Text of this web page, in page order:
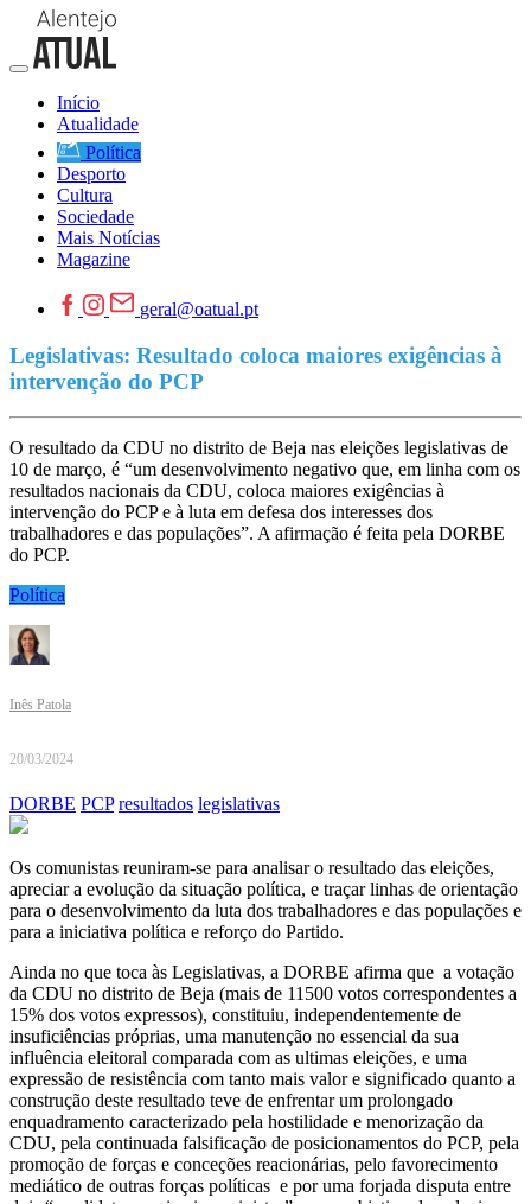
Início
Atualidade
Política
Desporto
Cultura
Sociedade
Mais Notícias
Magazine
geral@oatual.pt
Legislativas: Resultado coloca maiores exigências à
intervenção do PCP
O resultado da CDU no distrito de Beja nas eleições legislativas de
10 de março, é “um desenvolvimento negativo que, em linha com os
resultados nacionais da CDU, coloca maiores exigências à
intervenção do PCP e à luta em defesa dos interesses dos
trabalhadores e das populações”. A afirmação é feita pela DORBE
do PCP.
Política
Inês Patola
20/03/2024
DORBE PCP resultados legislativas
Os comunistas reuniram-se para analisar o resultado das eleições,
apreciar a evolução da situação política, e traçar linhas de orientação
para o desenvolvimento da luta dos trabalhadores e das populações e
para a iniciativa política e reforço do Partido.
Ainda no que toca às Legislativas, a DORBE afirma que a votação
da CDU no distrito de Beja (mais de 11500 votos correspondentes a
15% dos votos expressos), constituiu, independentemente de
insuficiências próprias, uma manutenção no essencial da sua
influência eleitoral comparada com as ultimas eleições, e uma
expressão de resistência com tanto mais valor e significado quanto a
construção deste resultado teve de enfrentar um prolongado
enquadramento caracterizado pela hostilidade e menorização da
CDU, pela continuada falsificação de posicionamentos do PCP, pela
promoção de forças e conceções reacionárias, pelo favorecimento
mediático de outras forças políticas e por uma forjada disputa entre